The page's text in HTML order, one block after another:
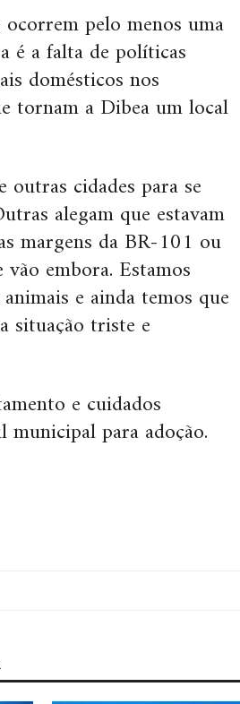
pelo menos uma
é a falta de políticas
domésticos nos
tornam a Dibea um local
outras cidades para se
alegam que estavam
margens da BR-101 ou
embora. Estamos
e ainda temos que
situação triste e
e cuidados
para adoção.